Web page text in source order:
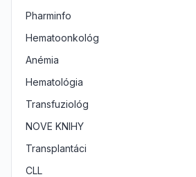
Pharminfo
Hematoonkológ
Anémia
Hematológia
Transfuziológ
NOVE KNIHY
Transplantáci
CLL